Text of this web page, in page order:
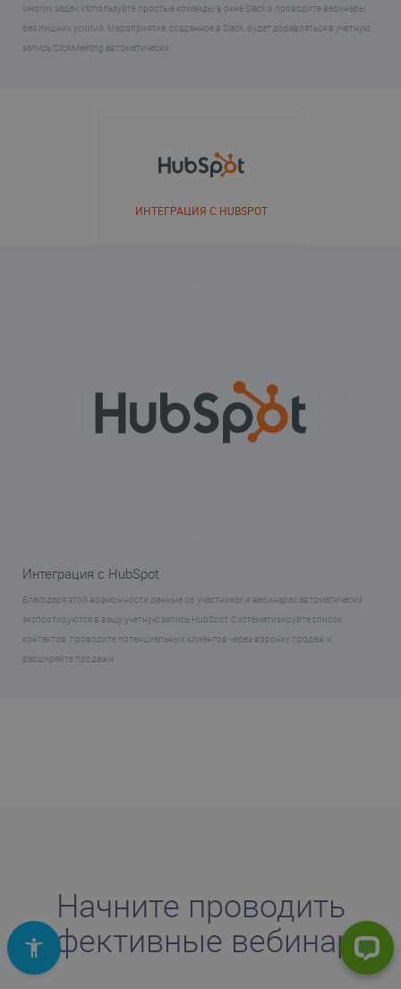
многих задач. Используйте простые команды в окне Slack и проводите вебинары
без лишних усилий. Мероприятие, созданное в Slack, будет добавляться в учетную
запись ClickMeeting автоматически.
ИНТЕГРАЦИЯ С HUBSPOT
Интеграция с HubSpot
Благодаря этой возможности данные об участниках и вебинарах автоматически
экспортируются в вашу учетную запись HubSpot. Систематизируйте список
контактов, проводите потенциальных клиентов через воронку продаж и
расширяйте продажи.
Начните проводить
эффективные вебинары!